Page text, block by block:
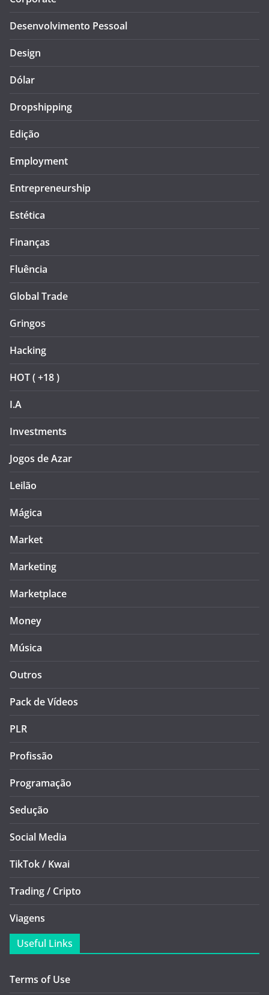
Desenvolvimento Pessoal
Design
Dólar
Dropshipping
Edição
Employment
Entrepreneurship
Estética
Finanças
Fluência
Global Trade
Gringos
Hacking
HOT ( +18 )
I.A
Investments
Jogos de Azar
Leilão
Mágica
Market
Marketing
Marketplace
Money
Música
Outros
Pack de Vídeos
PLR
Profissão
Programação
Sedução
Social Media
TikTok / Kwai
Trading / Cripto
Viagens
Useful Links
Terms of Use